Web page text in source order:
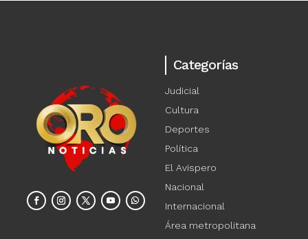
Categorías
Judicial
Cultura
Deportes
Política
El Avispero
Nacional
Internacional
Área metropolitana